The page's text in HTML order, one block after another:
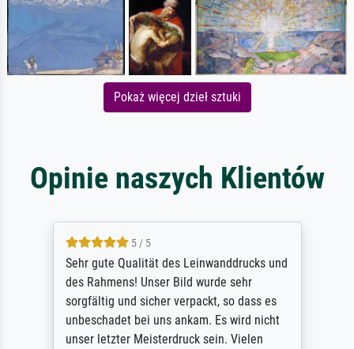
Pokaż więcej dzieł sztuki
Opinie naszych Klientów
5 / 5
Sehr gute Qualität des Leinwanddrucks und
des Rahmens! Unser Bild wurde sehr
sorgfältig und sicher verpackt, so dass es
unbeschadet bei uns ankam. Es wird nicht
unser letzter Meisterdruck sein. Vielen